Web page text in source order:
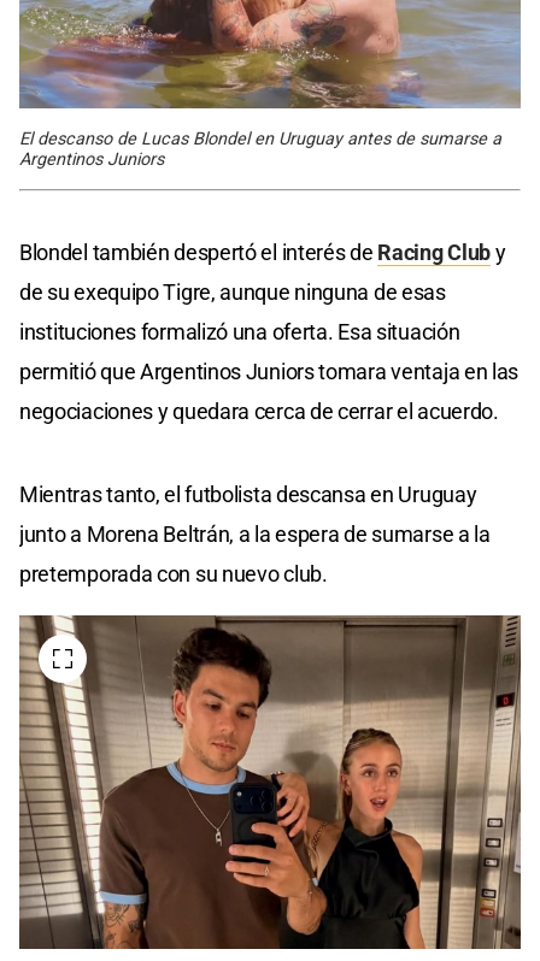
El descanso de Lucas Blondel en Uruguay antes de sumarse a
Argentinos Juniors
Blondel también despertó el interés de Racing Cluby
de su exequipo Tigre, aunque ninguna de esas
instituciones formalizó una oferta. Esa situación
permitió que Argentinos Juniors tomara ventaja en las
negociaciones y quedara cerca de cerrar el acuerdo.
Mientras tanto, el futbolista descansa en Uruguay
junto a Morena Beltrán, a la espera de sumarse a la
pretemporada con su nuevo club.